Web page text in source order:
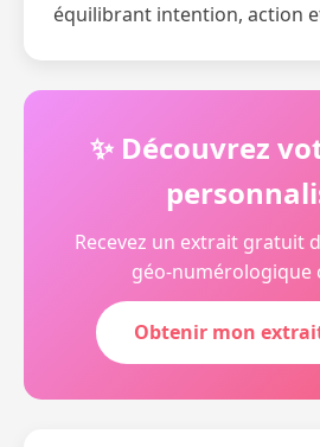
équilibrant intention, action
✨ Découvrez
Recevez un extrait gratuit
géo-numérologique
Obtenir mon